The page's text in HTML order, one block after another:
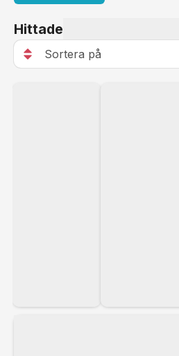
Hittade